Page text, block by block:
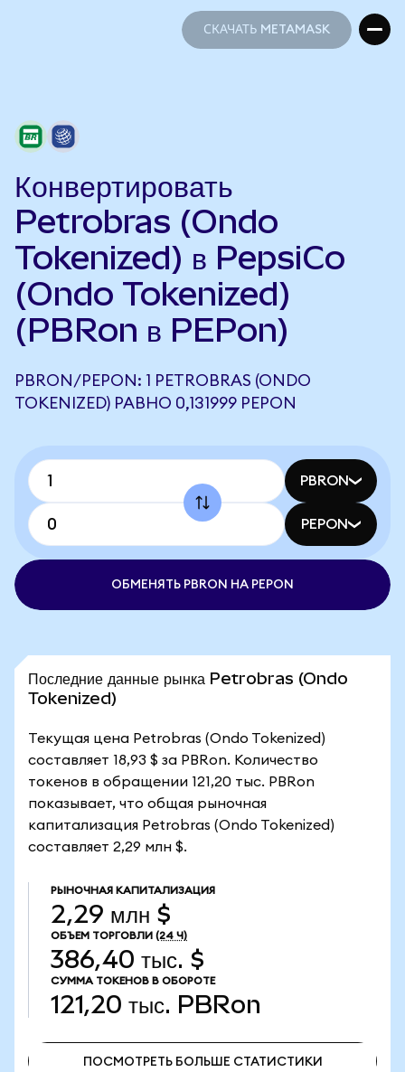
СКАЧАТЬ METAMASK
Конвертировать
Petrobras (Ondo
Tokenized) в PepsiCo
(Ondo Tokenized)
(PBRon в PEPon)
PBRON/PEPON: 1 PETROBRAS (ONDO
TOKENIZED) РАВНО 0,131999 PEPON
PBRON
PEPON
ОБМЕНЯТЬ PBRON НА PEPON
Последние данные рынка Petrobras (Ondo
Tokenized)
Текущая цена Petrobras (Ondo Tokenized)
составляет 18,93 $ за PBRon. Количество
токенов в обращении 121,20 тыс. PBRon
показывает, что общая рыночная
капитализация Petrobras (Ondo Tokenized)
составляет 2,29 млн $.
РЫНОЧНАЯ КАПИТАЛИЗАЦИЯ
2,29 млн $
ОБЪЕМ ТОРГОВЛИ (24 Ч)
386,40 тыс. $
СУММА ТОКЕНОВ В ОБОРОТЕ
121,20 тыс. PBRon
ПОСМОТРЕТЬ БОЛЬШЕ СТАТИСТИКИ